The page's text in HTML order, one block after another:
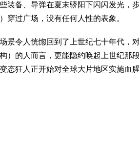
装备、导弹在夏末骄阳下闪闪发光，
穿过广场，没有任何人性的表象。
景令人恍惚回到了上世纪七十年代，
）的人而言，更能隐约唤起上世纪那
态狂人正开始对全球大片地区实施血腥